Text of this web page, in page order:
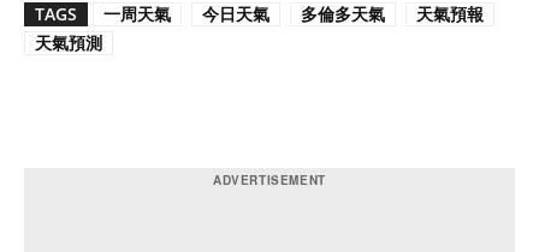
TAGS 一周天氣 今日天氣 多倫多天氣
天氣預報
天氣預測